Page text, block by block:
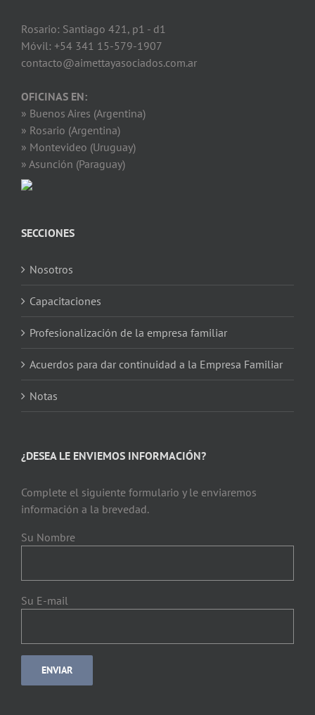
Rosario: Santiago 421, p1 - d1
Móvil: +54 341 15-579-1907
contacto@aimettayasociados.com.ar
OFICINAS EN:
» Buenos Aires (Argentina)
» Rosario (Argentina)
» Montevideo (Uruguay)
» Asunción (Paraguay)
SECCIONES
Nosotros
Capacitaciones
Profesionalización de la empresa familiar
Acuerdos para dar continuidad a la Empresa Familiar
Notas
¿DESEA LE ENVIEMOS INFORMACIÓN?
Complete el siguiente formulario y le enviaremos
información a la brevedad.
Su Nombre
Su E-mail